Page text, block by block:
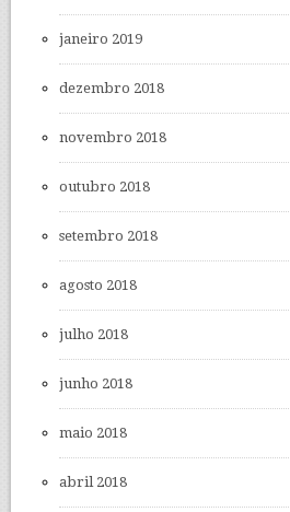
janeiro 2019
dezembro 2018
novembro 2018
outubro 2018
setembro 2018
agosto 2018
julho 2018
junho 2018
maio 2018
abril 2018